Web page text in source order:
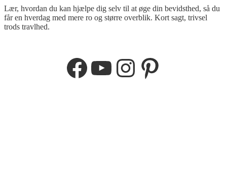
Lær, hvordan du kan hjælpe dig selv til at øge din bevidsthed, så du
får en hverdag med mere ro og større overblik. Kort sagt, trivsel
trods travlhed.
Facebook
YouTube
Instagram
Pinterest